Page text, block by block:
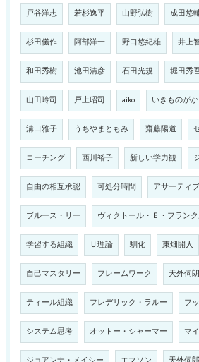
戸谷洋志 若杉逸平 山野弘樹 成田悠
杉田儀作 阿部洋一 野口悠紀雄 井上
和田秀樹 池田清彦 石田光規 堀田秀
山田玲司 戸上昭司 aiko いきものが
溝口雅子 うちやまともみ 齋藤陽道
コーチング 西川裕子 新しい学力観
自由の相互承認 可処分時間 アサーティブ
ブルース・リー ヴィクトール・Ｅ・フラン
学習する組織 Ｕ理論 馴化 東畑開人
自己マスタリー フレームワーク 天外伺朗
ティール組織 フレデリック・ラルー フ
システム思考 オットー・シャーマー マ